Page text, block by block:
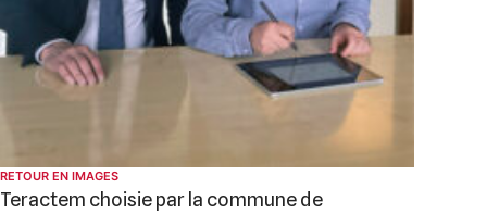
RETOUR EN IMAGES
Teractem choisie par la commune de